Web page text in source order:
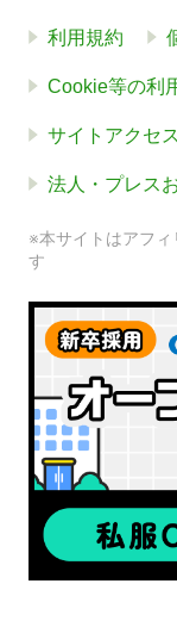
利用規約
Cookie等の利
サイトアクセ
法人・プレス
※本サイトはアフ
す